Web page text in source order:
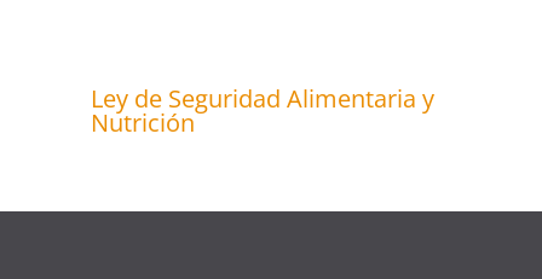
Ley de Seguridad Alimentaria y
Nutrición